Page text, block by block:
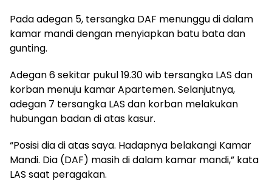
Pada adegan 5, tersangka DAF menunggu di dalam
kamar mandi dengan menyiapkan batu bata dan
gunting.
Adegan 6 sekitar pukul 19.30 wib tersangka LAS dan
korban menuju kamar Apartemen. Selanjutnya,
adegan 7 tersangka LAS dan korban melakukan
hubungan badan di atas kasur.
“Posisi dia di atas saya. Hadapnya belakangi Kamar
Mandi. Dia (DAF) masih di dalam kamar mandi,” kata
LAS saat peragakan.